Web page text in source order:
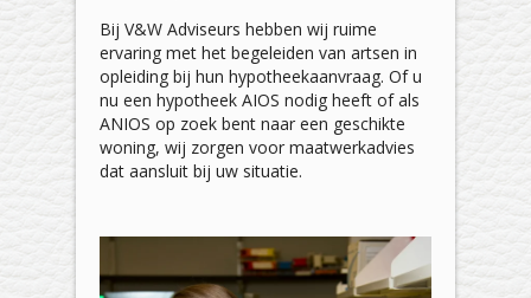
Bij V&W Adviseurs hebben wij ruime
ervaring met het begeleiden van artsen in
opleiding bij hun hypotheekaanvraag. Of u
nu een hypotheek AIOS nodig heeft of als
ANIOS op zoek bent naar een geschikte
woning, wij zorgen voor maatwerkadvies
dat aansluit bij uw situatie.